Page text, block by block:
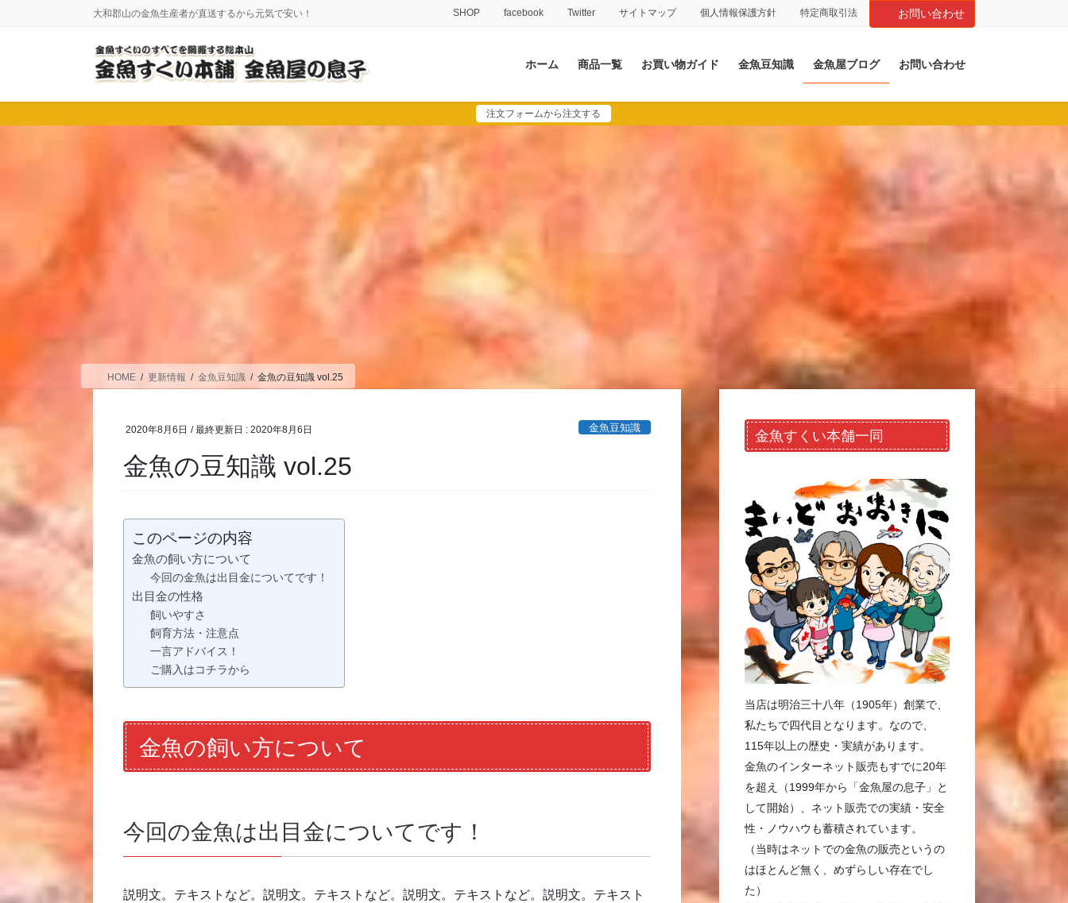
に
移
ョ
ン
大和郡山の金魚生産者が直送するから元気で安い！ SHOP facebook Twitter サイトマップ 個人情報保護方針 特定商取引法 お問い合わせ
ホーム 商品一覧 お買い物ガイド 金魚豆知識 金魚屋ブログ お問い合わせ
注文フォームから注文する
HOME 更新情報 金魚豆知識 金魚の豆知識 vol.25
2020年8月6日 / 最終更新日 :2020年8月6日 金魚豆知識
金魚の豆知識 vol.25
このページの内容
金魚の飼い方について
今回の金魚は出目金についてです！
出目金の性格
飼いやすさ
飼育方法・注意点
一言アドバイス！
ご購入はコチラから
金魚の飼い方について
今回の金魚は出目金についてです！
説明文。テキストなど。説明文。テキストなど。説明文。テキストなど。説明文。テキスト
金魚すくい本舗一同
当店は明治三十八年（1905年）創業で、
私たちで四代目となります。なので、
115年以上の歴史・実績があります。
金魚のインターネット販売もすでに20年
を超え（1999年から「金魚屋の息子」と
して開始）、ネット販売での実績・安全
性・ノウハウも蓄積されています。
（当時はネットでの金魚の販売というの
はほとんど無く、めずらしい存在でし
た）